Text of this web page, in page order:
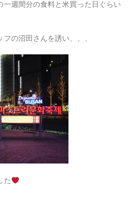
一週間分の食料と米買った日ぐらい
の沼田さんを誘い、、、
た